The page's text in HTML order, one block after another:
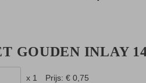
GOUDEN INLAY
x 1 Prijs:€ 0,75